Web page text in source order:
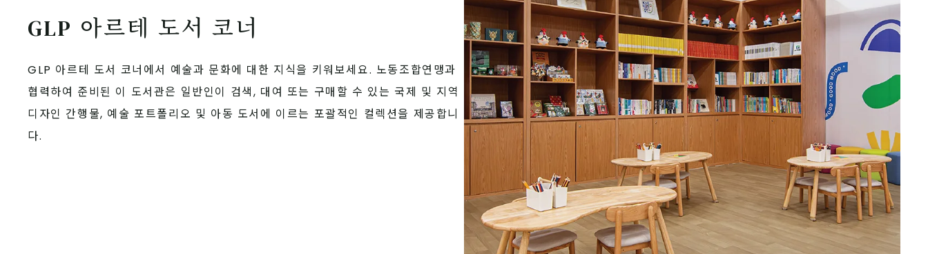
GLP 아르테 도서 코너
GLP 아르테 도서 코너에서 예술과 문화에 대한 지식을 키워보세요. 노동조합연맹과
협력하여 준비된 이 도서관은 일반인이 검색, 대여 또는 구매할 수 있는 국제 및 지역
디자인 간행물, 예술 포트폴리오 및 아동 도서에 이르는 포괄적인 컬렉션을 제공합니
다.